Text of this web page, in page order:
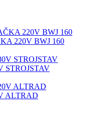
220V BWJ 160
STROJSTAV
ALTRAD